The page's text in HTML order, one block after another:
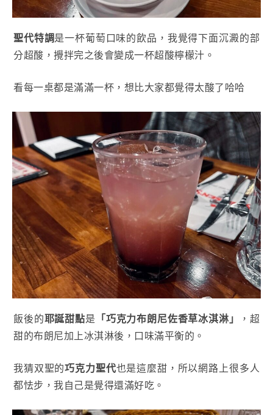
聖代特調是一杯葡萄口味的飲品，我覺得下面沉澱的部
分超酸，攪拌完之後會變成一杯超酸檸檬汁。
看每一桌都是滿滿一杯，想比大家都覺得太酸了哈哈
飯後的耶誕甜點是 「巧克力布朗尼佐香草冰淇淋」
，超
甜的布朗尼加上冰淇淋後，口味滿平衡的。
我猜双聖的巧克力聖代也是這麼甜，所以網路上很多人
都怯步，我自己是覺得還滿好吃。